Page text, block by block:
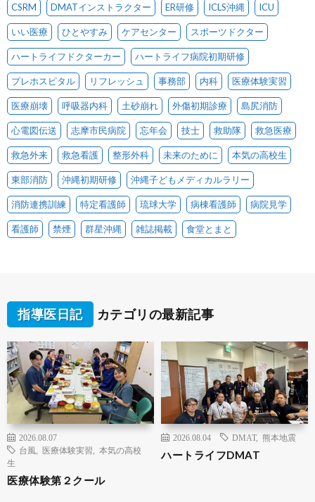
CSRM DMATインストラクター ER研修 ICLS沖縄 ICU
いい医療 ひとやすみ ケアセンター スポーツドクター
ハートライフドクターカー ハートライフ病院初期研修
プレホスピタル リフレッシュ 事務部 内科 医療体験実習
医療崩壊 呼吸器内科 土砂崩れ 外傷初期診療 島尻消防
心電図伝送 志摩市民病院 忘年会 技士 救助隊 救急医療
救急外来 救急看護 整形外科 未来のために 本気の高校生
東部消防 沖縄初期研修 沖縄子どもメディカルラリー
消防連携訓練 特定看護師 琉球大学 病棟看護師 病院見学
看護師 禁煙 群星沖縄 雑誌掲載 食堂とまと
指導医日記 カテゴリの最新記事
2026.08.07
台風
医療体験実習
本気の高校
生
医療体験第２クール
2026.08.04 DMAT, 熊本地震
ハートライフDMAT